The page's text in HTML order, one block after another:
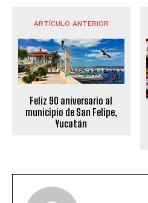
ARTÍCULO ANTERIOR
Feliz 90 aniversario al
municipio de San Felipe,
Yucatán